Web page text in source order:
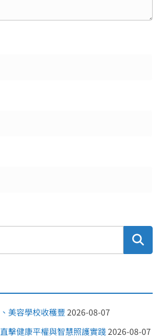
美容學校收穫豐 2026-08-07
擊健康平權與智慧照護實踐2026-08-07